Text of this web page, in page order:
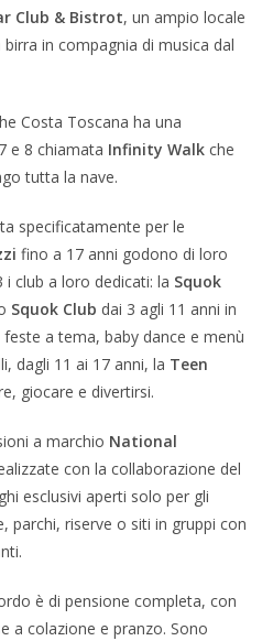
Club & Bistrot, un ampio locale
in compagnia di musica dal
Costa Toscana ha una
e 8 chiamata Infinity Walk che
tutta la nave.
specificatamente per le
fino a 17 anni godono di loro
club a loro dedicati: la Squok
Squok Club dai 3 agli 11 anni in
a tema, baby dance e menù
dagli 11 ai 17 anni, la Teen
giocare e divertirsi.
a marchio National
con la collaborazione del
esclusivi aperti solo per gli
parchi, riserve o siti in gruppi con
è di pensione completa, con
a colazione e pranzo. Sono